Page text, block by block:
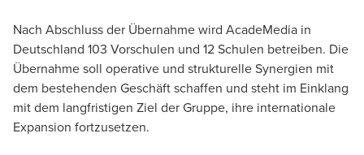
Nach Abschluss der Übernahme wird AcadeMedia in
Deutschland 103 Vorschulen und 12 Schulen betreiben. Die
Übernahme soll operative und strukturelle Synergien mit
dem bestehenden Geschäft schaffen und steht im Einklang
mit dem langfristigen Ziel der Gruppe, ihre internationale
Expansion fortzusetzen.